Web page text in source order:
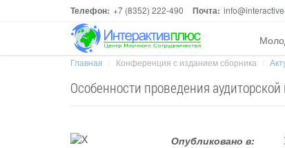
Телефон: +7 (8352) 222-490 Почта:
Главная Конференция с изданием сборника
Особенности проведения
Опубликовано в: